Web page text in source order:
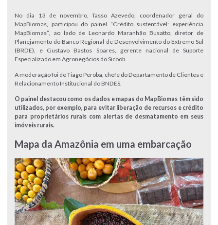
No dia 13 de novembro, Tasso Azevedo, coordenador geral do
MapBiomas, participou do painel “Crédito sustentável: experiência
MapBiomas”, ao lado de Leonardo Maranhão Busatto, diretor de
Planejamento do Banco Regional de Desenvolvimento do Extremo Sul
(BRDE), e Gustavo Bastos Soares, gerente nacional de Suporte
Especializado em Agronegócios do Sicoob.
A moderação foi de Tiago Peroba, chefe do Departamento de Clientes e
Relacionamento Institucional do BNDES.
O painel destacou como os dados e mapas do MapBiomas têm sido
utilizados, por exemplo, para evitar liberação de recursos e crédito
para proprietários rurais com alertas de desmatamento em seus
imóveis rurais.
Mapa da Amazônia em uma embarcação